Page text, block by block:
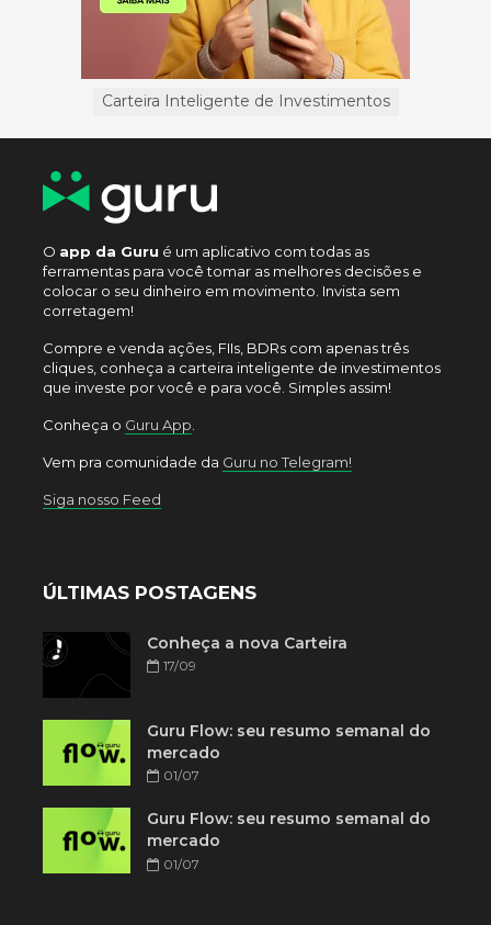
Carteira Inteligente de Investimentos
O app da Guru é um aplicativo com todas as
ferramentas para você tomar as melhores decisões e
colocar o seu dinheiro em movimento. Invista sem
corretagem!
Compre e venda ações, FIIs, BDRs com apenas três
cliques, conheça a carteira inteligente de investimentos
que investe por você e para você. Simples assim!
Conheça o Guru App
Vem pra comunidade da Guru no Telegram!
Siga nosso Feed
ÚLTIMAS POSTAGENS
Conheça a nova Carteira
17/09
Guru Flow: seu resumo semanal do
mercado
01/07
Guru Flow: seu resumo semanal do
mercado
01/07